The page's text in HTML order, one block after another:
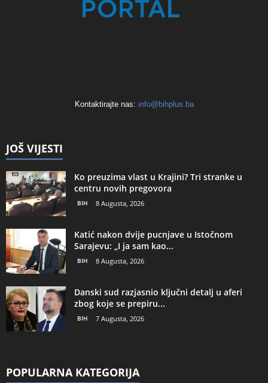
Kontaktirajte nas: info@bihplus.ba
JOŠ VIJESTI
Ko preuzima vlast u Krajini? Tri stranke u
centru novih pregovora
BIH 8 Augusta, 2026
Katić nakon dvije pucnjave u Istočnom
Sarajevu: „I ja sam kao...
BIH 8 Augusta, 2026
Danski sud razjasnio ključni detalj u aferi
zbog koje se prepiru...
BIH 7 Augusta, 2026
POPULARNA KATEGORIJA